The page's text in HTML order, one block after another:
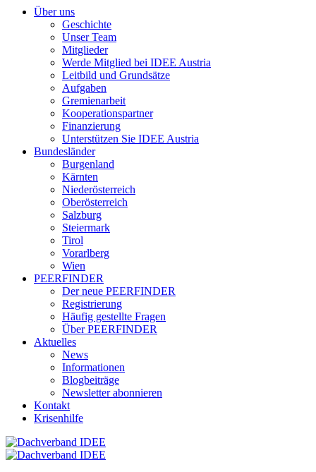
Über uns
Geschichte
Unser Team
Mitglieder
Werde Mitglied bei IDEE Austria
Leitbild und Grundsätze
Aufgaben
Gremienarbeit
Kooperationspartner
Finanzierung
Unterstützen Sie IDEE Austria
Bundesländer
Burgenland
Kärnten
Niederösterreich
Oberösterreich
Salzburg
Steiermark
Tirol
Vorarlberg
Wien
PEERFINDER
Der neue PEERFINDER
Registrierung
Häufig gestellte Fragen
Über PEERFINDER
Aktuelles
News
Informationen
Blogbeiträge
Newsletter abonnieren
Kontakt
Krisenhilfe